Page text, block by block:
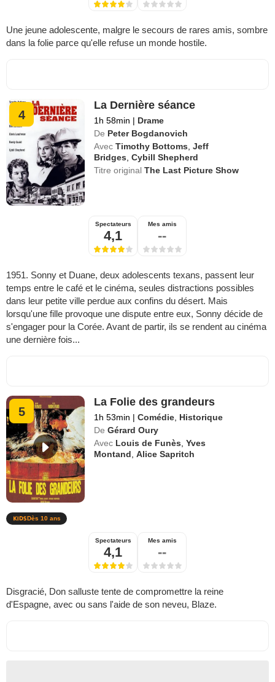
Une jeune adolescente, malgre le secours de rares amis, sombre
dans la folie parce qu'elle refuse un monde hostile.
4
La Dernière séance
1h 58min | Drame
De Peter Bogdanovich
Avec Timothy Bottoms ,Jeff
Bridges ,Cybill Shepherd
Titre originalThe Last Picture Show
Spectateurs
4,1
Mes amis
--
1951. Sonny et Duane, deux adolescents texans, passent leur
temps entre le café et le cinéma, seules distractions possibles
dans leur petite ville perdue aux confins du désert. Mais
lorsqu'une fille provoque une dispute entre eux, Sonny décide de
s'engager pour la Corée. Avant de partir, ils se rendent au cinéma
une dernière fois...
5
La Folie des grandeurs
1h 53min | Comédie Historique
De Gérard Oury
Avec Louis de Funès ,Yves
Montand ,Alice Sapritch
Dès 10 ans
Spectateurs
4,1
Mes amis
--
Disgracié, Don salluste tente de compromettre la reine
d'Espagne, avec ou sans l'aide de son neveu, Blaze.